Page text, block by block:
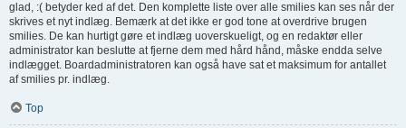
glad, :( betyder ked af det. Den komplette liste over alle smilies kan ses når der
skrives et nyt indlæg. Bemærk at det ikke er god tone at overdrive brugen
smilies. De kan hurtigt gøre et indlæg uoverskueligt, og en redaktør eller
administrator kan beslutte at fjerne dem med hård hånd, måske endda selve
indlægget. Boardadministratoren kan også have sat et maksimum for antallet
af smilies pr. indlæg.
Top